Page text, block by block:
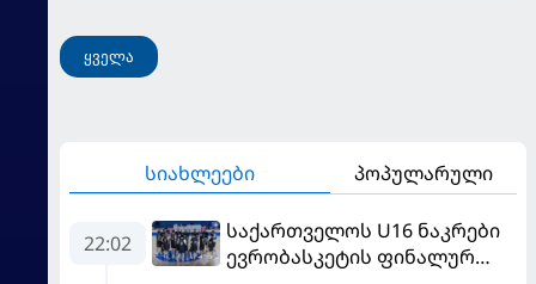
ყველა
სიახლეები პოპულარული
22:02
საქართველოს U16 ნაკრები
ევრობასკეტის ფინალურ